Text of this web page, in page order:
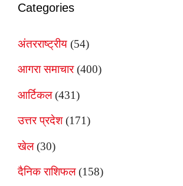
Categories
अंतरराष्ट्रीय (54)
आगरा समाचार(400)
आर्टिकल(431)
उत्तर प्रदेश(171)
खेल(30)
दैनिक राशिफल(158)